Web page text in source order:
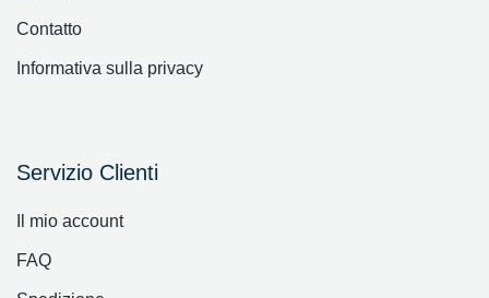
Contatto
Informativa sulla privacy
Servizio Clienti
Il mio account
FAQ